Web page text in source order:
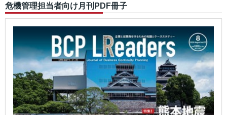
危機管理担当者向け月刊PDF冊子